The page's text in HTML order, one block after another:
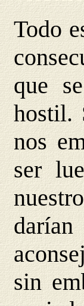
Todo
que
hostil.
nos
ser
sin